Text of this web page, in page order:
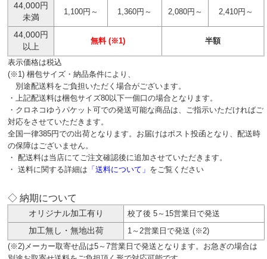
44,000円
未満
1,100円～ 1,360円～ 2,080円～ 2,410円～
44,000円
以上
無料 (※1) 半額
表示価格は税込
(※1) 梱包サイズ・納品条件により、
別途配送料をご負担いただく場合がございます。
・上記配送料は梱包サイズ80以下一個口の場合となります。
・クロネコゆうパケット可での発送可能な商品は、ご指示いただければご
対応をさせていただきます。
全国一律385円での出荷となります。お届けはポスト投函となり、配送時
の保障はございません。
・ 配送料は当店にてご注文確認後に追加させていただきます。
・ 送料に関する詳細は 「送料について」 をご覧ください
◇ 納期について
オリジナル加工有り
校了後 5～15営業日で発送
加工無し・無地出荷
1～2営業日で発送 (※2)
(※2)メーカー取寄せ品は5～7営業日で発送となります。お急ぎの場合は